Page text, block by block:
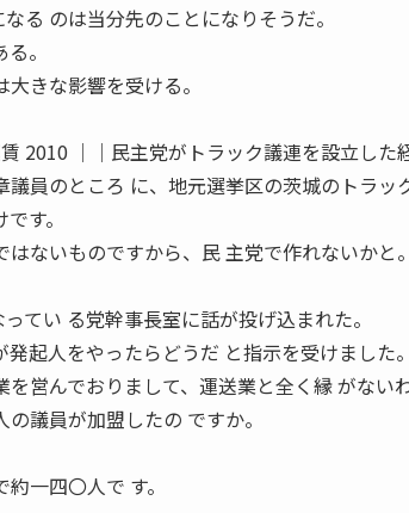
る のは当分先のことになりそうだ。
。
きな影響を受ける。
2010 ││民主党がトラック議連を設立した
員のところ に、地元選挙区の茨城のトラッ
す。
ないものですから、民 主党で作れないかと。
てい る党幹事長室に話が投げ込まれた。
起人をやったらどうだ と指示を受けました。
営んでおりまして、運送業と全く縁 がない
議員が加盟したの ですか。
一四〇人で す。